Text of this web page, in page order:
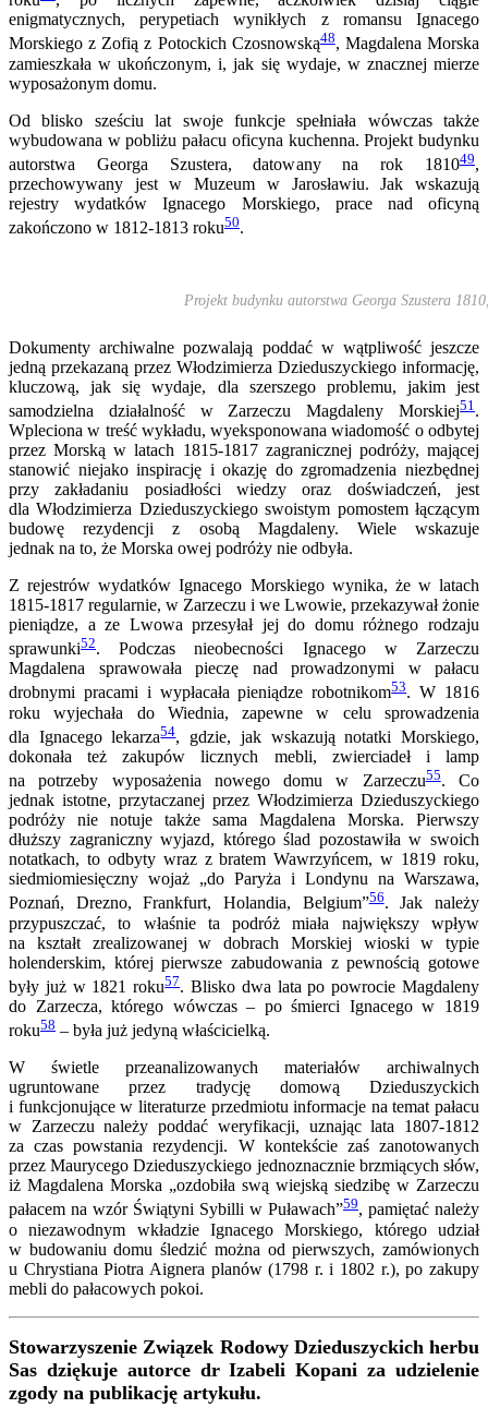
enigmatycznych, perypetiach wynikłych z romansu Ignacego
Morskiego z Zofią z Potockich Czosnowską48, Magdalena Morska
zamieszkała w ukończonym, i, jak się wydaje, w znacznej mierze
wyposażonym domu.
Od blisko sześciu lat swoje funkcje spełniała wówczas także
wybudowana w pobliżu pałacu oficyna kuchenna. Projekt budynku
autorstwa Georga Szustera, datowany na rok 181049,
przechowywany jest w Muzeum w Jarosławiu. Jak wskazują
rejestry wydatków Ignacego Morskiego, prace nad oficyną
zakończono w 1812-1813 roku50.
Projekt budynku autorstwa Georga Szustera
Dokumenty archiwalne pozwalają poddać w wątpliwość jeszcze
jedną przekazaną przez Włodzimierza Dzieduszyckiego informację,
kluczową, jak się wydaje, dla szerszego problemu, jakim jest
samodzielna działalność w Zarzeczu Magdaleny Morskiej51 .
Wpleciona w treść wykładu, wyeksponowana wiadomość o odbytej
przez Morską w latach 1815-1817 zagranicznej podróży, mającej
stanowić niejako inspirację i okazję do zgromadzenia niezbędnej
przy zakładaniu posiadłości wiedzy oraz doświadczeń, jest
dla Włodzimierza Dzieduszyckiego swoistym pomostem łączącym
budowę rezydencji z osobą Magdaleny. Wiele wskazuje
jednak na to, że Morska owej podróży nie odbyła.
Z rejestrów wydatków Ignacego Morskiego wynika, że w latach
1815-1817 regularnie, w Zarzeczu i we Lwowie, przekazywał żonie
pieniądze, a ze Lwowa przesyłał jej do domu różnego rodzaju
sprawunki52. Podczas nieobecności Ignacego w Zarzeczu
Magdalena sprawowała pieczę nad prowadzonymi w pałacu
drobnymi pracami i wypłacała pieniądze robotnikom53. W 1816
roku wyjechała do Wiednia, zapewne w celu sprowadzenia
dla Ignacego lekarza54, gdzie, jak wskazują notatki Morskiego,
dokonała też zakupów licznych mebli, zwierciadeł i lamp
na potrzeby wyposażenia nowego domu w Zarzeczu55. Co
jednak istotne, przytaczanej przez Włodzimierza Dzieduszyckiego
podróży nie notuje także sama Magdalena Morska. Pierwszy
dłuższy zagraniczny wyjazd, którego ślad pozostawiła w swoich
notatkach, to odbyty wraz z bratem Wawrzyńcem, w 1819 roku,
siedmiomiesięczny wojaż „do Paryża i Londynu na Warszawa,
Poznań, Drezno, Frankfurt, Holandia, Belgium”56. Jak należy
przypuszczać, to właśnie ta podróż miała największy wpływ
na kształt zrealizowanej w dobrach Morskiej wioski w typie
holenderskim, której pierwsze zabudowania z pewnością gotowe
były już w 1821 roku57. Blisko dwa lata po powrocie Magdaleny
do Zarzecza, którego wówczas – po śmierci Ignacego w 1819
roku58 – była już jedyną właścicielką.
W świetle przeanalizowanych materiałów archiwalnych
ugruntowane przez tradycję domową Dzieduszyckich
i funkcjonujące w literaturze przedmiotu informacje na temat pałacu
w Zarzeczu należy poddać weryfikacji, uznając lata 1807-1812
za czas powstania rezydencji. W kontekście zaś zanotowanych
przez Maurycego Dzieduszyckiego jednoznacznie brzmiących słów,
iż Magdalena Morska „ozdobiła swą wiejską siedzibę w Zarzeczu
pałacem na wzór Świątyni Sybilli w Puławach”59, pamiętać należy
o niezawodnym wkładzie Ignacego Morskiego, którego udział
w budowaniu domu śledzić można od pierwszych, zamówionych
u Chrystiana Piotra Aignera planów (1798 r. i 1802 r.), po zakupy
mebli do pałacowych pokoi.
Stowarzyszenie Związek Rodowy Dzieduszyckich herbu
Sas dziękuje autorce dr Izabeli Kopani za udzielenie
zgody na publikację artykułu.